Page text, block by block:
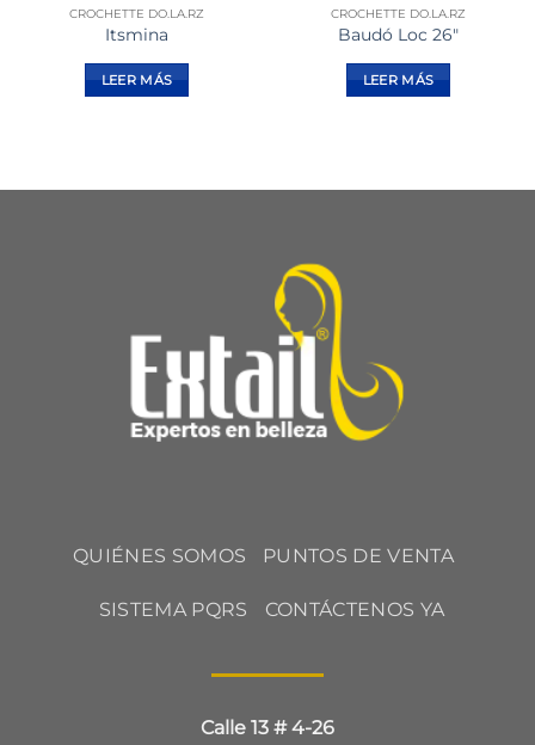
CROCHETTE DO.LA.RZ
Itsmina
LEER MÁS
CROCHETTE DO.LA.RZ
Baudó Loc 26″
LEER MÁS
QUIÉNES SOMOS PUNTOS DE VENTA
SISTEMA PQRS CONTÁCTENOS YA
Calle 13 # 4-26